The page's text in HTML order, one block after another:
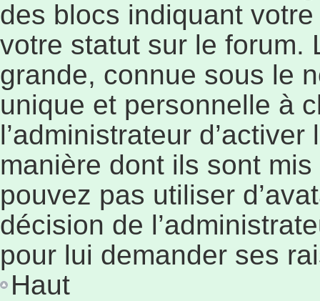
des blocs indiquant
votre statut sur le forum.
grande, connue sous le
unique et personnelle à
l’administrateur
manière dont ils sont
pouvez pas utiliser
décision de
pour lui demander ses
Haut